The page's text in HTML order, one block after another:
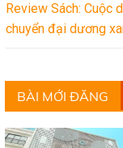
Review Sách: Cuộc
chuyển đại dương
BÀI MỚI ĐĂNG